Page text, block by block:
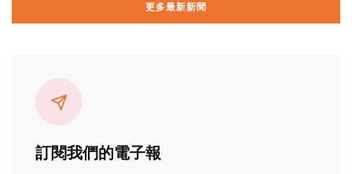
更多最新新聞
訂閱我們的電子報